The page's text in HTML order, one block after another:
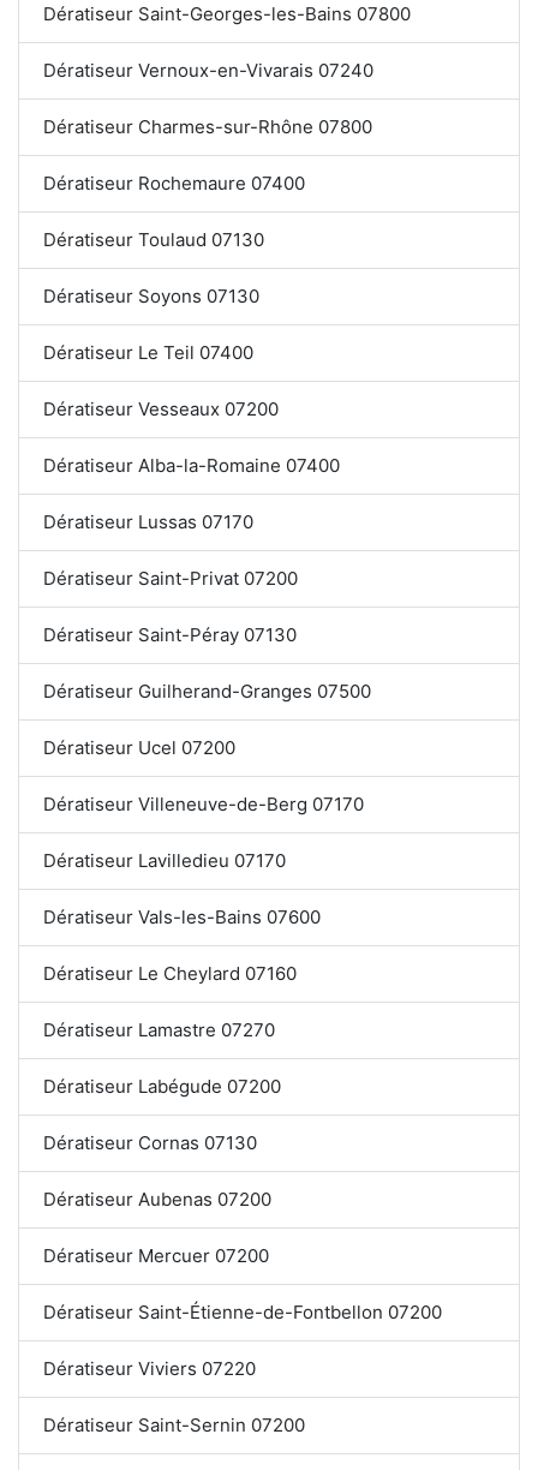
Dératiseur Saint-Georges-les-Bains 07800
Dératiseur Vernoux-en-Vivarais 07240
Dératiseur Charmes-sur-Rhône 07800
Dératiseur Rochemaure 07400
Dératiseur Toulaud 07130
Dératiseur Soyons 07130
Dératiseur Le Teil 07400
Dératiseur Vesseaux 07200
Dératiseur Alba-la-Romaine 07400
Dératiseur Lussas 07170
Dératiseur Saint-Privat 07200
Dératiseur Saint-Péray 07130
Dératiseur Guilherand-Granges 07500
Dératiseur Ucel 07200
Dératiseur Villeneuve-de-Berg 07170
Dératiseur Lavilledieu 07170
Dératiseur Vals-les-Bains 07600
Dératiseur Le Cheylard 07160
Dératiseur Lamastre 07270
Dératiseur Labégude 07200
Dératiseur Cornas 07130
Dératiseur Aubenas 07200
Dératiseur Mercuer 07200
Dératiseur Saint-Étienne-de-Fontbellon 07200
Dératiseur Viviers 07220
Dératiseur Saint-Sernin 07200